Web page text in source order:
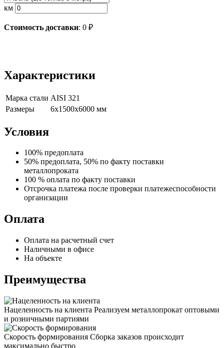
км
Стоимость доставки: 0 ₽
Характеристики
Марка стали AISI 321
Размеры
6х1500х6000 мм
Условия
100% предоплата
50% предоплата, 50% по факту поставки
металлопроката
100 % оплата по факту поставки
Отсрочка платежа после проверки платежеспособности
организации
Оплата
Оплата на расчетный счет
Наличными в офисе
На объекте
Преимущества
Нацеленность на клиента Реализуем металлопрокат оптовыми
и розничными партиями
Скорость формирования Сборка заказов происходит
максимально быстро